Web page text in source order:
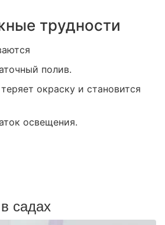
трудности
полив.
окраску и становится
освещения.
садах